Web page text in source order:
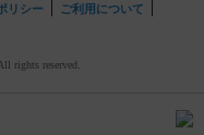
リシー
ご利用について
rights reserved.